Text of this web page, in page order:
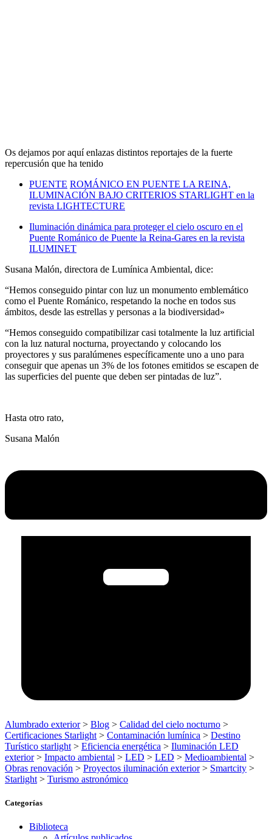
Os dejamos por aquí enlazas distintos reportajes de la fuerte
repercusión que ha tenido
PUENTE ROMÁNICO EN PUENTE LA REINA,
ILUMINACIÓN BAJO CRITERIOS STARLIGHT en la
revista LIGHTECTURE
Iluminación dinámica para proteger el cielo oscuro en el
Puente Románico de Puente la Reina-Gares en la revista
ILUMINET
Susana Malón, directora de Lumínica Ambiental, dice:
“Hemos conseguido pintar con luz un monumento emblemático
como el Puente Románico, respetando la noche en todos sus
ámbitos, desde las estrellas y personas a la biodiversidad»
“Hemos conseguido compatibilizar casi totalmente la luz artificial
con la luz natural nocturna, proyectando y colocando los
proyectores y sus paralúmenes específicamente uno a uno para
conseguir que apenas un 3% de los fotones emitidos se escapen de
las superficies del puente que deben ser pintadas de luz”.
Hasta otro rato,
Susana Malón
Alumbrado exterior> Blog > Calidad del cielo nocturno >
Certificaciones Starlight > Contaminación lumínica > Destino
Turístico starlight > Eficiencia energética > Iluminación LED
exterior> Impacto ambiental > LED > LED > Medioambiental >
Obras renovación > Proyectos iluminación exterior> Smartcity >
Starlight > Turismo astronómico
Categorías
Biblioteca